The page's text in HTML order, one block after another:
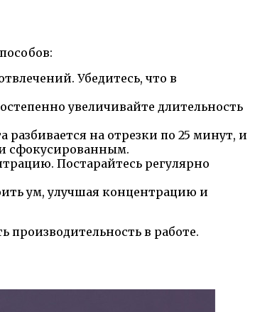
Убедитесь, что в
увеличивайте длительность
на отрезки по 25 минут, и
сфокусированным.
Постарайтесь регулярно
ум, улучшая концентрацию и
в работе.